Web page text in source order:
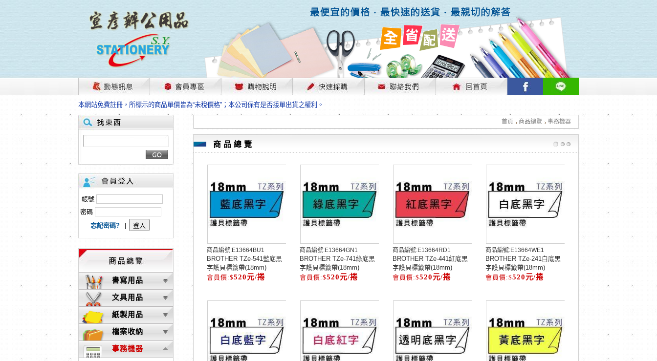
茲因國際情勢變化石油及塑化原物料波動漲幅甚大，部份上游供應商已採取封盤及暫停出貨因應，故本公司價格將視工廠原物料行情做適時的調整，不便之處敬請見諒！
本網站免費註冊，所標示的商品單價皆為“未稅價格”；本公司保有是否接單出貨之權利。
HP、EPSON、CANON原廠耗材價格浮動，下單前請先跟客服人員確認最新單價！
本網站免費註冊，所標示的商品單價皆為“未稅價格”；本公司保有是否接單出貨之權利。
匯款客戶請注意！因商品繁複來不及發現短缺，遂待客服人員跟您確認訂單無誤時再行匯款，避免後緒問題的衍生。
本網站免費註冊，所標示的商品單價皆為“未稅價格”；本公司保有是否接單出貨之權利。
茲因國際情勢變化石油及塑化原物料波動漲幅甚大，部份上游供應商已採取封盤及暫停出貨因應，故本公司價格將視工廠原物料行情做適時的調整，不便之處敬請見諒！
本網站免費註冊，所標示的商品單價皆為“未稅價格”；本公司保有是否接單出貨之權利。
HP、EPSON、CANON原廠耗材價格浮動，下單前請先跟客服人員確認最新單價！
本網站免費註冊，所標示的商品單價皆為“未稅價格”；本公司保有是否接單出貨之權利。
匯款客戶請注意！因商品繁複來不及發現短缺，遂待客服人員跟您確認訂單無誤時再行匯款，避免後緒問題的衍生。
本網站免費註冊，所標示的商品單價皆為“未稅價格”；本公司保有是否接單出貨之權利。
首頁 商品總覽 事務機器
帳號
密碼
忘記密碼?
書寫用品
文具用品
紙製用品
檔案收納
事務機器
商品總覽
商品編號:E13664BU1
BROTHER TZe-541藍底黑
字護貝標籤帶(18mm)
520元/捲
商品編號:E13664GN1
BROTHER TZe-741綠底黑
字護貝標籤帶(18mm)
520元/捲
商品編號:E13664RD1
BROTHER TZe-441紅底黑
字護貝標籤帶(18mm)
520元/捲
商品編號:E13664WE1
BROTHER TZe-241白底黑
字護貝標籤帶(18mm)
520元/捲